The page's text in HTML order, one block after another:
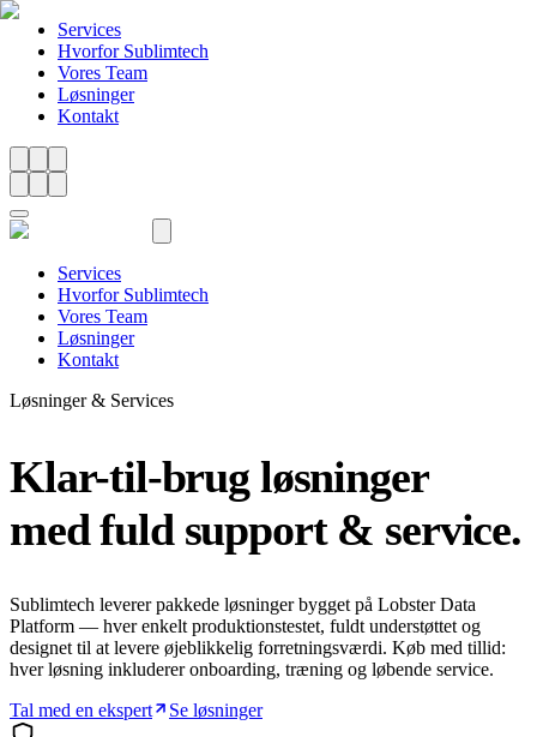
Services
Hvorfor Sublimtech
Vores Team
Løsninger
Kontakt
Services
Hvorfor Sublimtech
Vores Team
Løsninger
Kontakt
Løsninger & Services
Klar-til-brug løsninger
med fuld support & service.
Sublimtech leverer pakkede løsninger bygget på Lobster Data
Platform — hver enkelt produktionstestet, fuldt understøttet og
designet til at levere øjeblikkelig forretningsværdi. Køb med tillid:
hver løsning inkluderer onboarding, træning og løbende service.
Tal med en ekspert
Se løsninger